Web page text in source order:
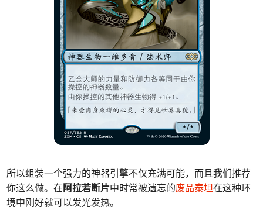
所以组装一个强力的神器引擎不仅充满可能，而且我们推荐
你这么做。在阿拉若断片中时常被遗忘的废品泰坦在这种环
境中刚好就可以发光发热。